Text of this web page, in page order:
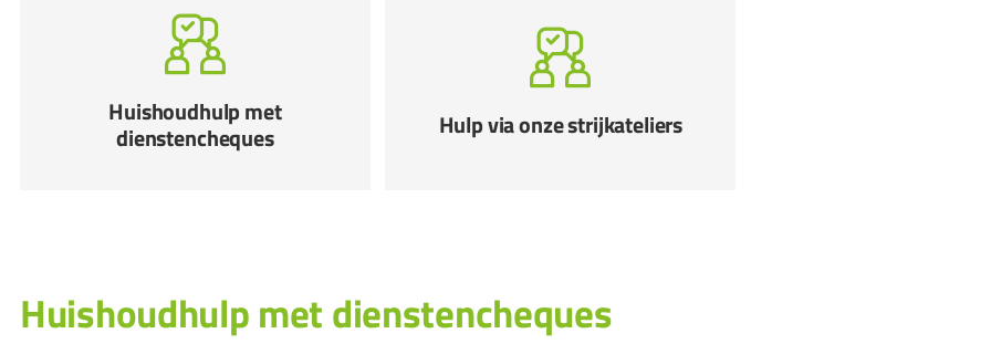
Huishoudhulp met
dienstencheques Hulp via onze strijkateliers
Huishoudhulp met dienstencheques